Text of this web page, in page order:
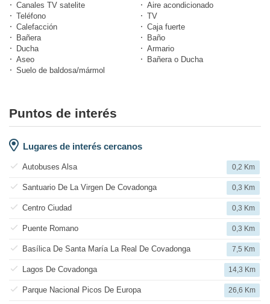
Canales TV satelite
Aire acondicionado
Teléfono
TV
Calefacción
Caja fuerte
Bañera
Baño
Ducha
Armario
Aseo
Bañera o Ducha
Suelo de baldosa/mármol
Puntos de interés
Lugares de interés cercanos
Autobuses Alsa 0,2 Km
Santuario De La Virgen De Covadonga 0,3 Km
Centro Ciudad 0,3 Km
Puente Romano 0,3 Km
Basílica De Santa María La Real De Covadonga 7,5 Km
Lagos De Covadonga 14,3 Km
Parque Nacional Picos De Europa 26,6 Km